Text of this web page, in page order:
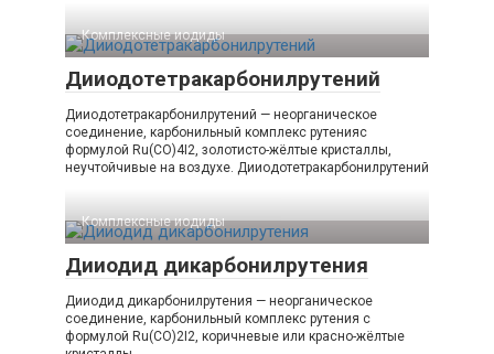
Комплексные иодиды‎
Дииодотетракарбонилрутений
Дииодотетракарбонилрутений — неорганическое
соединение, карбонильный комплекс рутенияс
формулой Ru(CO)4I2, золотисто-жёлтые кристаллы,
неучтойчивые на воздухе. Дииодотетракарбонилрутений
Комплексные иодиды‎
Дииодид дикарбонилрутения
Дииодид дикарбонилрутения — неорганическое
соединение, карбонильный комплекс рутения с
формулой Ru(CO)2I2, коричневые или красно-жёлтые